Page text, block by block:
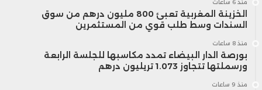
منذ 6 ساعات
الخزينة المغربية تعبئ 800 مليون درهم من سوق
السندات وسط طلب قوي من المستثمرين
منذ 8 ساعات
بورصة الدار البيضاء تمدد مكاسبها للجلسة الرابعة
ورسملتها تتجاوز 1.073 تريليون درهم
منذ 9 ساعات